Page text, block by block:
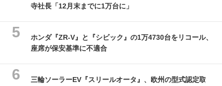
寺社長「12月末までに1万台に」
ホンダ『ZR-V』と『シビック』の1万4730台をリコール、
座席が保安基準に不適合
三輪ソーラーEV『スリールオータ』、欧州の型式認定取